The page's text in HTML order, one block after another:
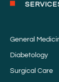
General
Diabetology
Surgical Care